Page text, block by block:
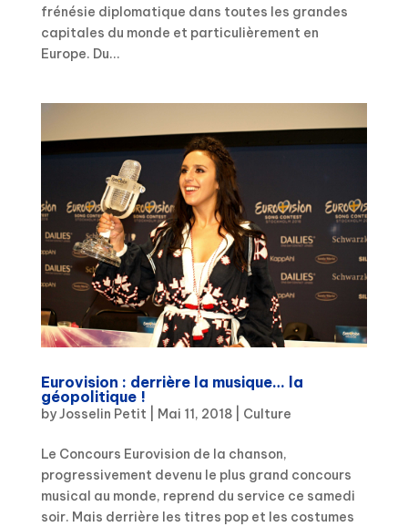
frénésie diplomatique dans toutes les grandes
capitales du monde et particulièrement en
Europe. Du...
Eurovision : derrière la musique… la
géopolitique !
byJosselin Petit Mai 11, 2018| Culture
Le Concours Eurovision de la chanson,
progressivement devenu le plus grand concours
musical au monde, reprend du service ce samedi
soir. Mais derrière les titres pop et les costumes